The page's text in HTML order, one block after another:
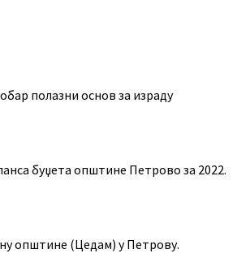
полазни основ за израду
буџета општине Петрово за 2022.
општине (Цедам) у Петрову.